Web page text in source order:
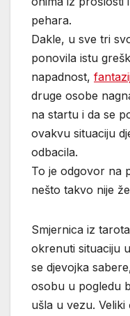
pehara.
Dakle, u sve tri
ponovila istu
napadnost,
druge osobe
na startu i da se
ovakvu situaciju
odbacila.
To je odgovor na
nešto takvo nije
Smjernica iz
okrenuti situaciju
se djevojka
osobu u pogledu
ušla u vezu.